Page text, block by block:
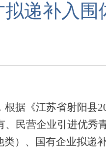
递补入围
根据《江苏省射阳县
、民营企业引进优秀
类）、国有企业拟递